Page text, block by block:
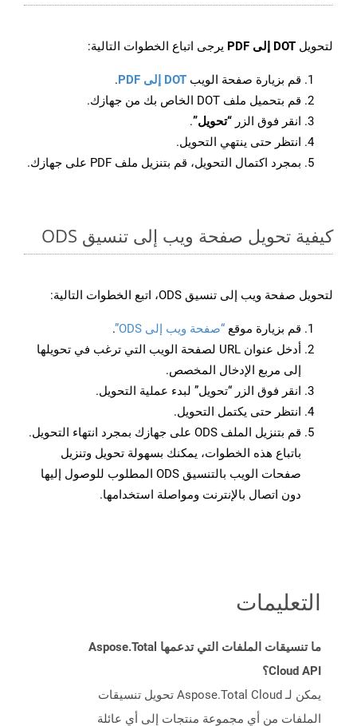
لتحويل DOT إلى PDF يرجى اتباع الخطوات التالية:
قم بزيارة صفحة الويب DOT إلى PDF
.
قم بتحميل ملف DOT الخاص بك من جهازك.
انقر فوق الزر “تحويل”.
انتظر حتى ينتهي التحويل.
بمجرد اكتمال التحويل، قم بتنزيل ملف PDF على جهازك.
كيفية تحويل صفحة ويب إلى تنسيق ODS
لتحويل صفحة ويب إلى تنسيق ODS، اتبع الخطوات التالية:
قم بزيارة موقع “صفحة ويب إلى ODS”
.
أدخل عنوان URL لصفحة الويب التي ترغب في تحويلها
إلى مربع الإدخال المخصص.
انقر فوق الزر “تحويل” لبدء عملية التحويل.
انتظر حتى يكتمل التحويل.
قم بتنزيل الملف ODS على جهازك بمجرد انتهاء التحويل.
باتباع هذه الخطوات، يمكنك بسهولة تحويل وتنزيل
صفحات الويب بالتنسيق ODS المطلوب للوصول إليها
دون اتصال بالإنترنت ومواصلة استخدامها.
التعليمات
ما تنسيقات الملفات التي تدعمها Aspose.Total
Cloud API؟
يمكن لـ Aspose.Total Cloud تحويل تنسيقات
الملفات من أي مجموعة منتجات إلى أي عائلة